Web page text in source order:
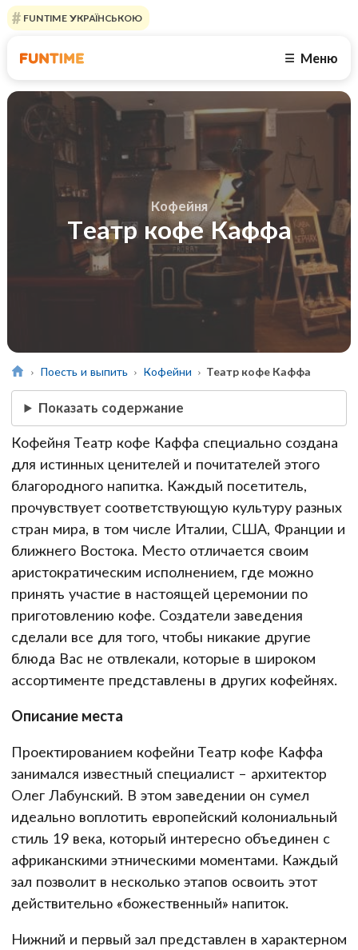
FUNTIME УКРАЇНСЬКОЮ
☰ Меню
Кофейня
Театр кофе Каффа
Поесть и выпить Кофейни Театр кофе Каффа
Показать содержание
Кофейня Театр кофе Каффа специально создана
для истинных ценителей и почитателей этого
благородного напитка. Каждый посетитель,
прочувствует соответствующую культуру разных
стран мира, в том числе Италии, США, Франции и
ближнего Востока. Место отличается своим
аристократическим исполнением, где можно
принять участие в настоящей церемонии по
приготовлению кофе. Создатели заведения
сделали все для того, чтобы никакие другие
блюда Вас не отвлекали, которые в широком
ассортименте представлены в других кофейнях.
Описание места
Проектированием кофейни Театр кофе Каффа
занимался известный специалист – архитектор
Олег Лабунский. В этом заведении он сумел
идеально воплотить европейский колониальный
стиль 19 века, который интересно объединен с
африканскими этническими моментами. Каждый
зал позволит в несколько этапов освоить этот
действительно «божественный» напиток.
Нижний и первый зал представлен в характерном